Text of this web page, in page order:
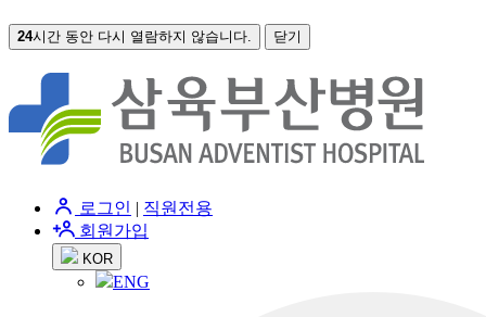
24시간 동안 다시 열람하지 않습니다. 닫기
로그인 | 직원전용
회원가입
KOR
ENG